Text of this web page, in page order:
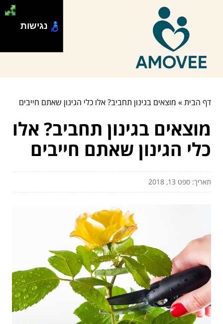
דף הבית» מוצאים בגינון תחביב? אלו כלי הגינון שאתם חייבים
מוצאים בגינון תחביב? אלו
כלי הגינון שאתם חייבים
תאריך: ספט 13, 2018
נגישות